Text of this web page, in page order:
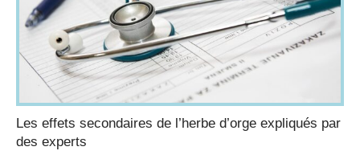
Les effets secondaires de l’herbe d’orge expliqués par
des experts